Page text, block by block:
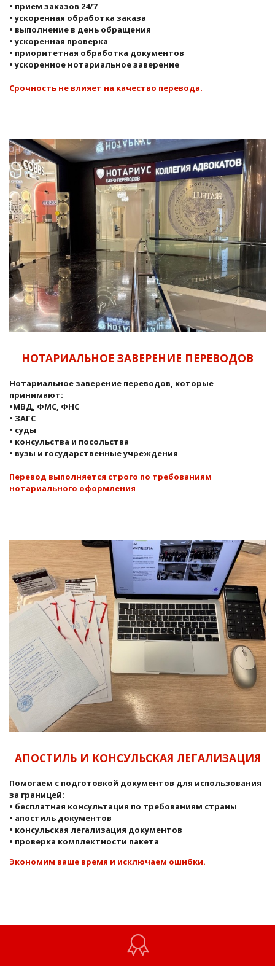
• прием заказов 24/7
• ускоренная обработка заказа
• выполнение в день обращения
• ускоренная проверка
• приоритетная обработка документов
• ускоренное нотариальное заверение
Срочность не влияет на качество перевода.
НОТАРИАЛЬНОЕ ЗАВЕРЕНИЕ ПЕРЕВОДОВ
Нотариальное заверение переводов, которые
принимают:
•МВД, ФМС, ФНС
• ЗАГС
• суды
• консульства и посольства
• вузы и государственные учреждения
Перевод выполняется строго по требованиям
нотариального оформления
АПОСТИЛЬ И КОНСУЛЬСКАЯ ЛЕГАЛИЗАЦИЯ
Помогаем с подготовкой документов для использования
за границей:
• бесплатная консультация по требованиям страны
• апостиль документов
• консульская легализация документов
• проверка комплектности пакета
Экономим ваше время и исключаем ошибки.